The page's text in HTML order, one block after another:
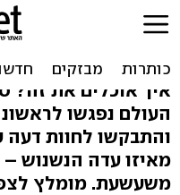
צפו: טועמים
איך אוכלים את זה?
העולם נפגשו
והתבקשו לחוות
מאיזו עדה הנשנוש
משעשעת. מומלץ